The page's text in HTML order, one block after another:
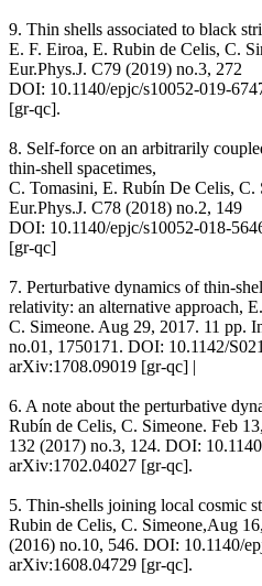
9. Thin shells associated to black
E. F. Eiroa, E. Rubin de Celis, C.
Eur.Phys.J. C79 (2019) no.3, 272
DOI: 10.1140/epjc/s10052-019-
[gr-qc].
8. Self-force on an arbitrarily
thin-shell spacetimes,
C. Tomasini, E. Rubín De Celis, C.
Eur.Phys.J. C78 (2018) no.2, 149
DOI: 10.1140/epjc/s10052-018-
[gr-qc]
7. Perturbative dynamics of thin-
relativity: an alternative approach,
C. Simeone. Aug 29, 2017. 11 pp.
no.01, 1750171. DOI: 10.1142/
arXiv:1708.09019 [gr-qc] |
6. A note about the perturbative
Rubín de Celis, C. Simeone. Feb
132 (2017) no.3, 124. DOI:
arXiv:1702.04027 [gr-qc].
5. Thin-shells joining local cosmic
Rubin de Celis, C. Simeone,Aug
(2016) no.10, 546. DOI: 10.1140/
arXiv:1608.04729 [gr-qc].